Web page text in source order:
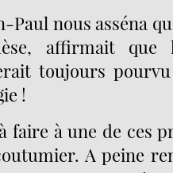
Paul nous asséna
affirmait que
toujours
!
faire à une de ces
A peine